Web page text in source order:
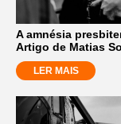
A amnésia
Artigo de Matias
LER MAIS